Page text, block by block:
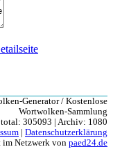
Generator / Kostenlose
Wortwolken-Sammlung
305093 | Archiv: 1080
Datenschutzerklärung
im Netzwerk von paed24.de